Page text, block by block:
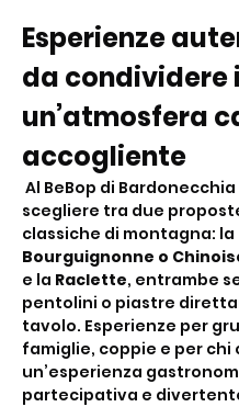
Esperienze
da condividere
un’atmosfera
accogliente
scegliere tra due
classiche di montagna: la
Bourguignonne o
e la Raclette, entrambe
pentolini o piastre
tavolo. Esperienze per
famiglie, coppie e per chi
un’esperienza
partecipativa e